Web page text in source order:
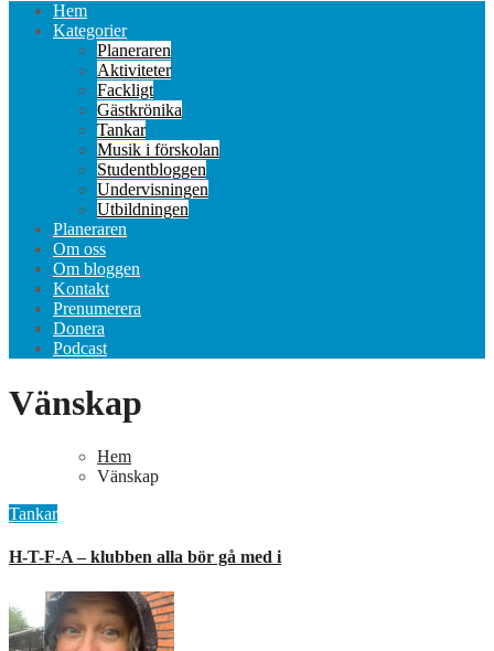
Hem
Kategorier
Planeraren
Aktiviteter
Fackligt
Gästkrönika
Tankar
Musik i förskolan
Studentbloggen
Undervisningen
Utbildningen
Planeraren
Om oss
Om bloggen
Kontakt
Prenumerera
Donera
Podcast
Vänskap
Hem
Vänskap
Tankar
H-T-F-A – klubben alla bör gå med i